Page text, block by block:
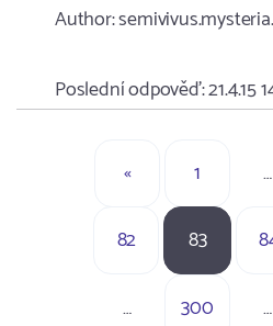
Author:
Poslední odpověď:21.4.15
« 1 …
82 83
… 300 …